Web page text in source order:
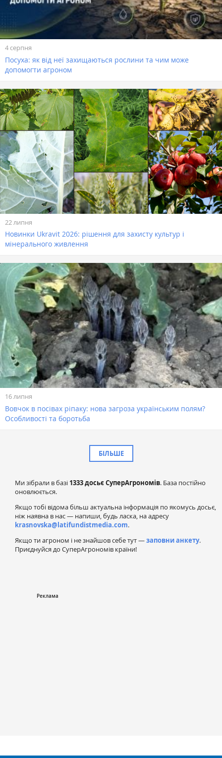
4 серпня
Посуха: як від неї захищаються рослини та чим може
допомогти агроном
22 липня
Новинки Ukravit 2026: рішення для захисту культур і
мінерального живлення
16 липня
Вовчок в посівах ріпаку: нова загроза українським полям?
Особливості та боротьба
БІЛЬШЕ
Ми зібрали в базі 1333 досьє СуперАгрономів. База постійно
оновлюється.
Якщо тобі відома більш актуальна інформація по якомусь досьє,
ніж наявна в нас — напиши, будь ласка, на адресу
krasnovska@latifundistmedia.com.
Якщо ти агроном і не знайшов себе тут —заповни анкету.
Приєднуйся до СуперАгрономів країни!